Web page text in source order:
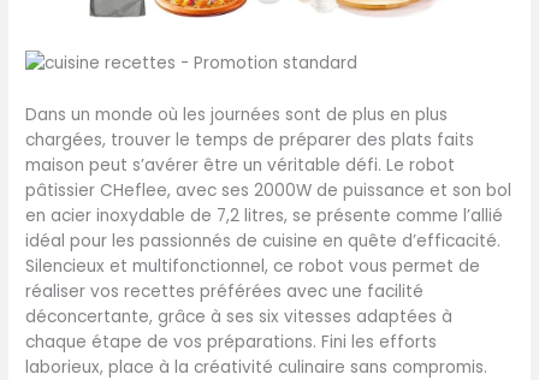
Dans un monde où les journées sont de plus en plus
chargées, trouver le temps de préparer des plats faits
maison peut s’avérer être un véritable défi. Le robot
pâtissier CHeflee, avec ses 2000W de puissance et son bol
en acier inoxydable de 7,2 litres, se présente comme l’allié
idéal pour les passionnés de cuisine en quête d’efficacité.
Silencieux et multifonctionnel, ce robot vous permet de
réaliser vos recettes préférées avec une facilité
déconcertante, grâce à ses six vitesses adaptées à
chaque étape de vos préparations. Fini les efforts
laborieux, place à la créativité culinaire sans compromis.